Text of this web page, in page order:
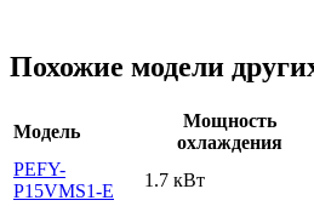
Похожие модели
Модель
Мощность
охлаждения
PEFY-
P15VMS1-E
1.7 кВт